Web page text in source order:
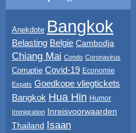
Anekdote Bangkok
Belasting Belgie Cambodja
Chiang Mai Condo Coronavirus
Corruptie Covid-19 Economie
Expats Goedkope vliegtickets
Bangkok Hua Hin Humor
Immigration Inreisvoorwaarden
Thailand Isaan